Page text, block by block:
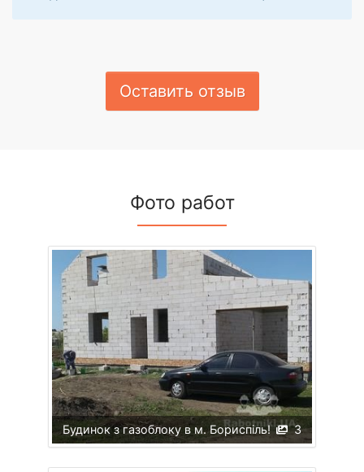
Оставить отзыв
Фото работ
3
Будинок з газоблоку в м. Бориспіль!